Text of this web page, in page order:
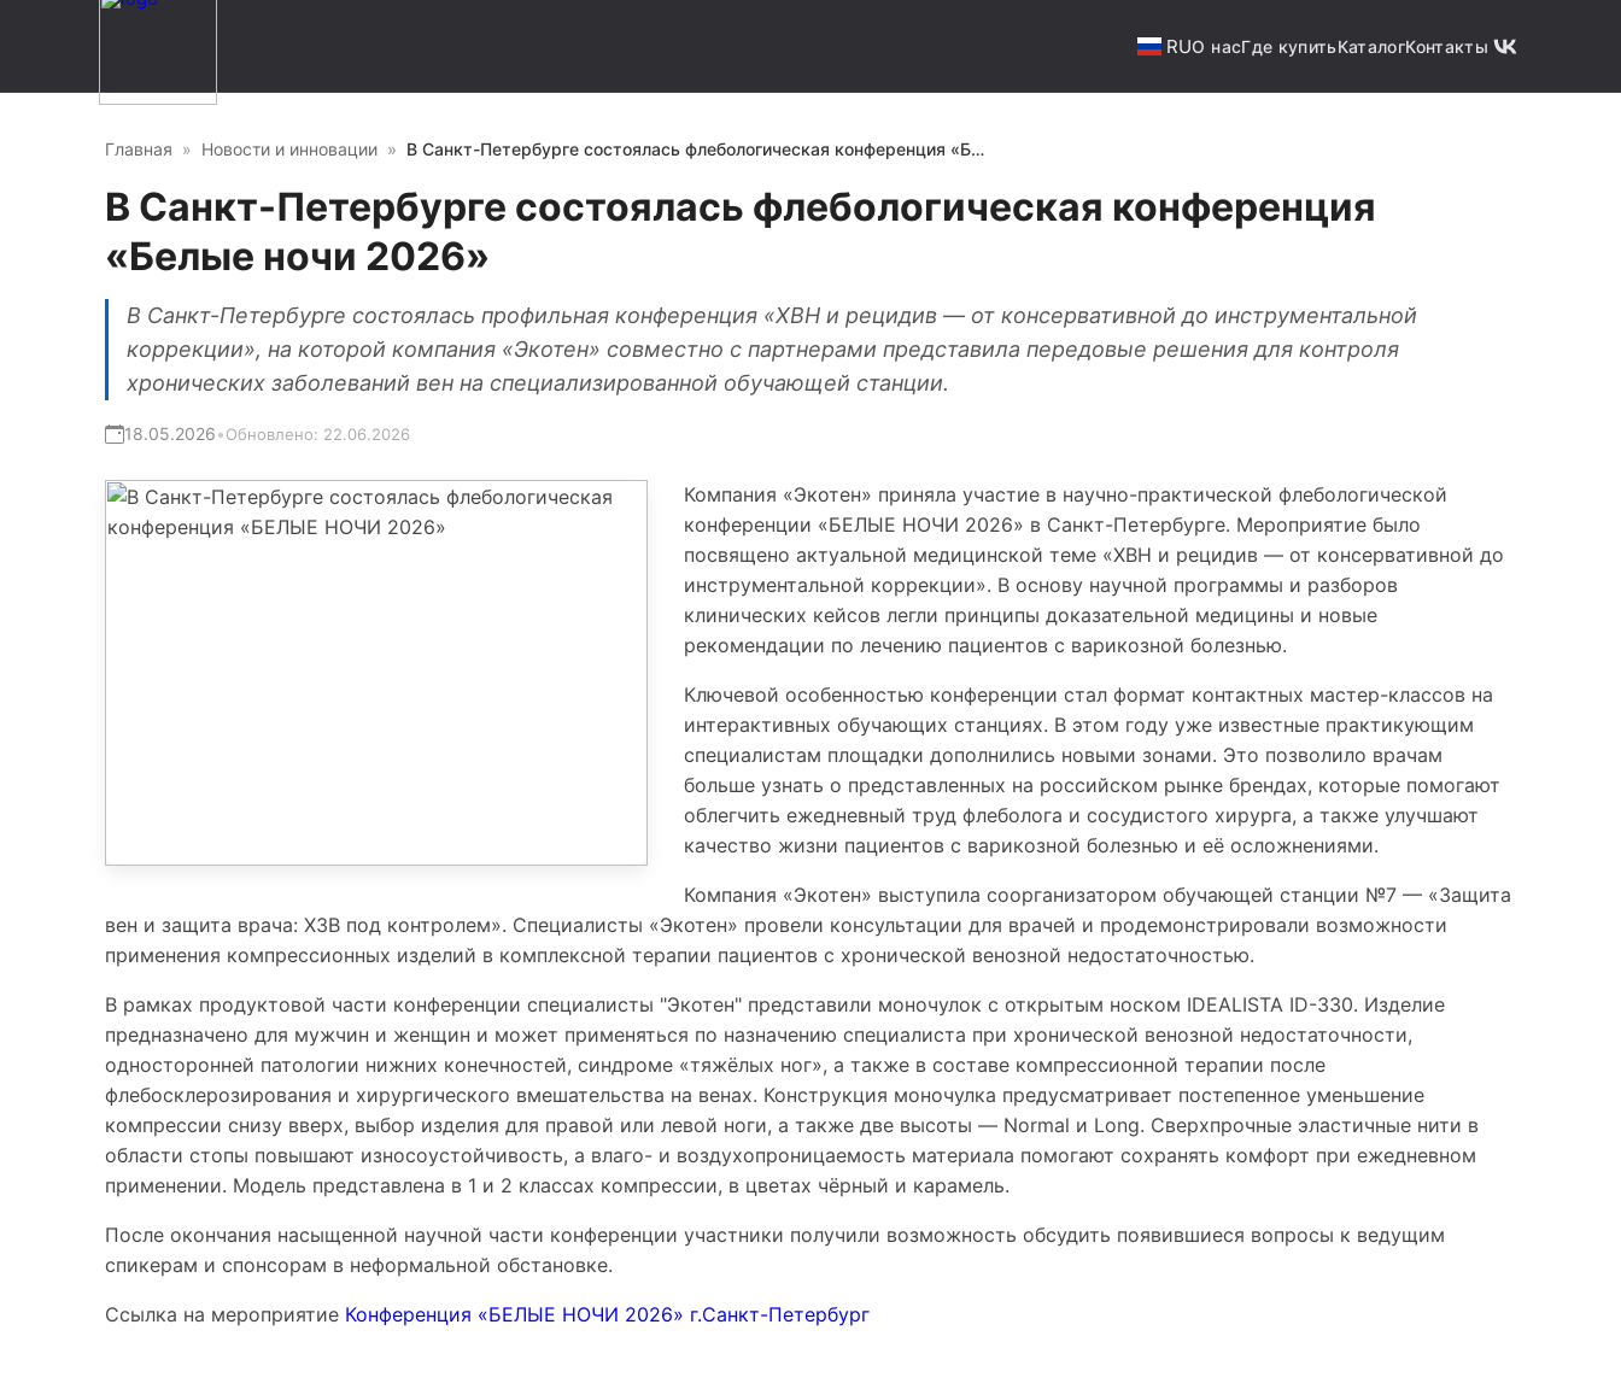
RUО насГде купитьКаталогКонтакты
Главная Новости и инновации В Санкт-Петербурге состоялась флебологическая конференция «Б…
В Санкт-Петербурге состоялась флебологическая конференция
«Белые ночи 2026»
В Санкт-Петербурге состоялась профильная конференция «ХВН и рецидив — от консервативной до инструментальной
коррекции», на которой компания «Экотен» совместно с партнерами представила передовые решения для контроля
хронических заболеваний вен на специализированной обучающей станции.
18.05.2026•Обновлено: 22.06.2026
Компания «Экотен» приняла участие в научно-практической флебологической
конференции «БЕЛЫЕ НОЧИ 2026» в Санкт-Петербурге. Мероприятие было
посвящено актуальной медицинской теме «ХВН и рецидив — от консервативной до
инструментальной коррекции». В основу научной программы и разборов
клинических кейсов легли принципы доказательной медицины и новые
рекомендации по лечению пациентов с варикозной болезнью.
Ключевой особенностью конференции стал формат контактных мастер-классов на
интерактивных обучающих станциях. В этом году уже известные практикующим
специалистам площадки дополнились новыми зонами. Это позволило врачам
больше узнать о представленных на российском рынке брендах, которые помогают
облегчить ежедневный труд флеболога и сосудистого хирурга, а также улучшают
качество жизни пациентов с варикозной болезнью и её осложнениями.
Компания «Экотен» выступила соорганизатором обучающей станции №7 — «Защита
вен и защита врача: ХЗВ под контролем». Специалисты «Экотен» провели консультации для врачей и продемонстрировали возможности
применения компрессионных изделий в комплексной терапии пациентов с хронической венозной недостаточностью.
В рамках продуктовой части конференции специалисты "Экотен" представили моночулок с открытым носком IDEALISTA ID-330. Изделие
предназначено для мужчин и женщин и может применяться по назначению специалиста при хронической венозной недостаточности,
односторонней патологии нижних конечностей, синдроме «тяжёлых ног», а также в составе компрессионной терапии после
флебосклерозирования и хирургического вмешательства на венах. Конструкция моночулка предусматривает постепенное уменьшение
компрессии снизу вверх, выбор изделия для правой или левой ноги, а также две высоты — Normal и Long. Сверхпрочные эластичные нити в
области стопы повышают износоустойчивость, а влаго- и воздухопроницаемость материала помогают сохранять комфорт при ежедневном
применении. Модель представлена в 1 и 2 классах компрессии, в цветах чёрный и карамель.
После окончания насыщенной научной части конференции участники получили возможность обсудить появившиеся вопросы к ведущим
спикерам и спонсорам в неформальной обстановке.
Ссылка на мероприятие Конференция «БЕЛЫЕ НОЧИ 2026» г.Санкт-Петербург